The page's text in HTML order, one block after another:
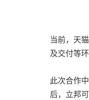
当前，天
及交付等
此次合作
后，立邦